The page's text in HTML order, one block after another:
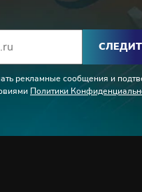
рекламные сообщения и
Политики